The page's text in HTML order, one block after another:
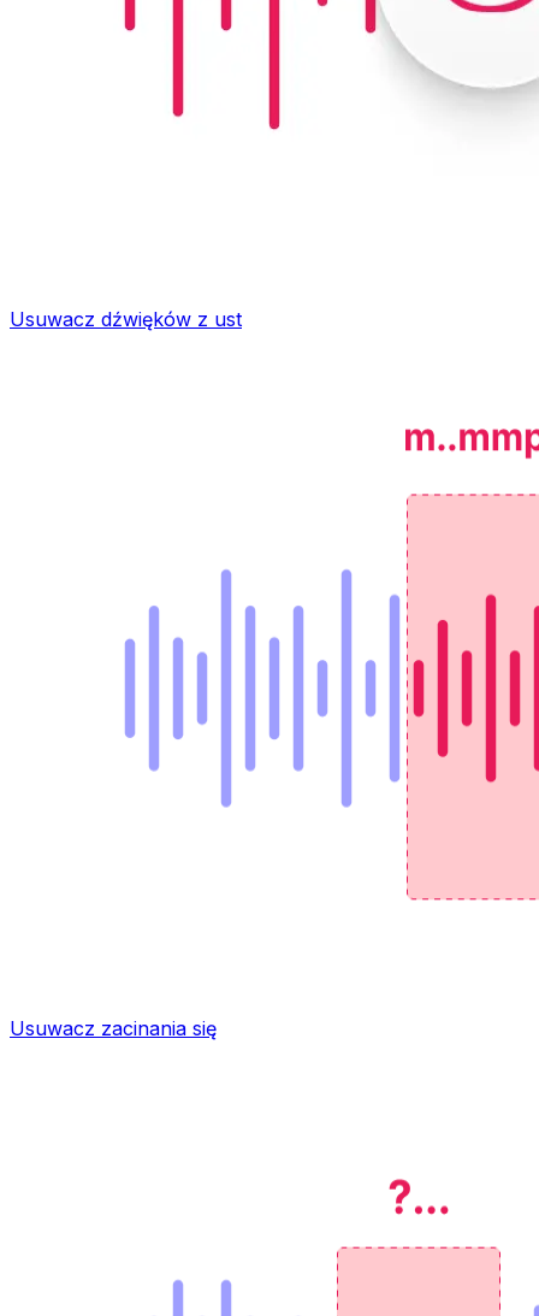
Usuwacz dźwięków z ust
Usuwacz zacinania się